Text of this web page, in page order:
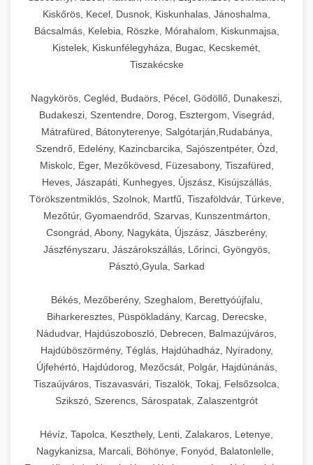
Kiskőrös, Kecel, Dusnok, Kiskunhalas, Jánoshalma,
Bácsalmás, Kelebia, Röszke, Mórahalom, Kiskunmajsa,
Kistelek, Kiskunfélegyháza, Bugac, Kecskemét,
Tiszakécske
Nagykörös, Cegléd, Budaörs, Pécel, Gödöllő, Dunakeszi,
Budakeszi, Szentendre, Dorog, Esztergom, Visegrád,
Mátrafüred, Bátonyterenye, Salgótarján,Rudabánya,
Szendrő, Edelény, Kazincbarcika, Sajószentpéter, Ózd,
Miskolc, Eger, Mezőkövesd, Füzesabony, Tiszafüred,
Heves, Jászapáti, Kunhegyes, Újszász, Kisújszállás,
Törökszentmiklós, Szolnok, Martfű, Tiszaföldvár, Túrkeve,
Mezőtúr, Gyomaendrőd, Szarvas, Kunszentmárton,
Csongrád, Abony, Nagykáta, Újszász, Jászberény,
Jászfényszaru, Jászárokszállás, Lőrinci, Gyöngyös,
Pásztó,Gyula, Sarkad
Békés, Mezőberény, Szeghalom, Berettyóújfalu,
Biharkeresztes, Püspökladány, Karcag, Derecske,
Nádudvar, Hajdúszoboszló, Debrecen, Balmazújváros,
Hajdúböszörmény, Téglás, Hajdúhadház, Nyíradony,
Újfehértó, Hajdúdorog, Mezőcsát, Polgár, Hajdúnánás,
Tiszaújváros, Tiszavasvári, Tiszalök, Tokaj, Felsőzsolca,
Szikszó, Szerencs, Sárospatak, Zalaszentgrót
Hévíz, Tapolca, Keszthely, Lenti, Zalakaros, Letenye,
Nagykanizsa, Marcali, Böhönye, Fonyód, Balatonlelle,